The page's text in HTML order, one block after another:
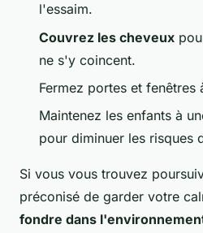
l'essaim.
Couvrez les cheveux
ne s'y coincent.
Fermez portes et
Maintenez les enfants à
pour diminuer les risques
Si vous vous trouvez
préconisé de garder votre
fondre dans